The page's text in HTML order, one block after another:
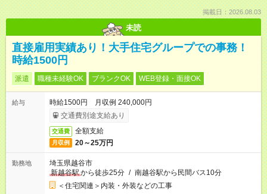
掲載日：2026.08.03
未読
直接雇用実績あり！大手住宅グループでの事務！
時給1500円
派遣 職種未経験OK ブランクOK WEB登録・面接OK
給与
時給1500円 月収例 240,000円
交通費別途支給あり
交通費 全額支給
月収例 20～25万円
勤務地
埼玉県越谷市
新越谷駅から徒歩25分 / 南越谷駅から民間バス10分
＜住宅関連＞内装・外装などの工事